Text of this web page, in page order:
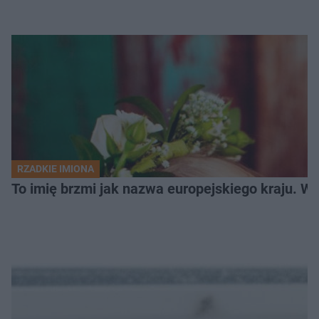
RZADKIE IMIONA
To imię brzmi jak nazwa europejskiego kraju.